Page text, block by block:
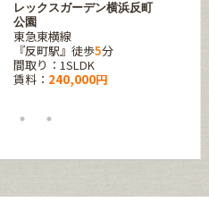
レックスガーデン横浜反町
公園
東急東横線
『反町駅』徒歩5分
間取り：1SLDK
賃料： 240,000円